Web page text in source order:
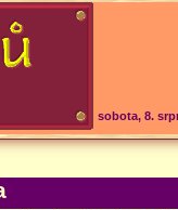
sobota, 8.